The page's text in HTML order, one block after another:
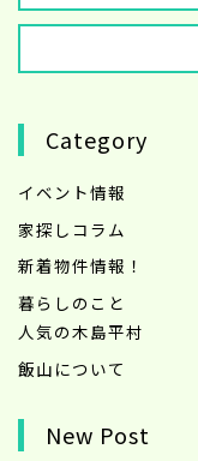
Category
イベント情報
家探しコラム
新着物件情報！
暮らしのこと
人気の木島平村
飯山について
New Post